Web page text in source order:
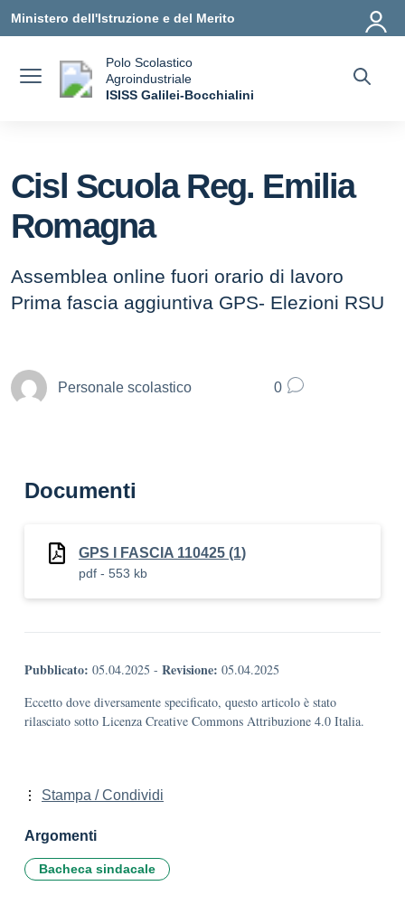
Ministero dell'Istruzione e del Merito
Polo Scolastico
Agroindustriale
ISISS Galilei-Bocchialini
Cisl Scuola Reg. Emilia
Romagna
Assemblea online fuori orario di lavoro
Prima fascia aggiuntiva GPS- Elezioni RSU
Personale scolastico 0
Documenti
GPS I FASCIA 110425 (1)
pdf - 553 kb
Pubblicato: 05.04.2025 - Revisione: 05.04.2025
Eccetto dove diversamente specificato, questo articolo è stato
rilasciato sotto Licenza Creative Commons Attribuzione 4.0 Italia.
Stampa / Condividi
Argomenti
Bacheca sindacale